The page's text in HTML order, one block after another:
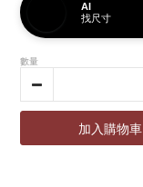
AI
找尺寸
數量
加入購物車